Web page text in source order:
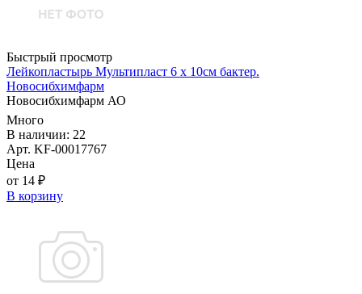
Быстрый просмотр
Лейкопластырь Мультипласт 6 х 10см бактер.
Новосибхимфарм
Новосибхимфарм АО
Много
В наличии: 22
Арт. KF-00017767
Цена
от 14 ₽
В корзину